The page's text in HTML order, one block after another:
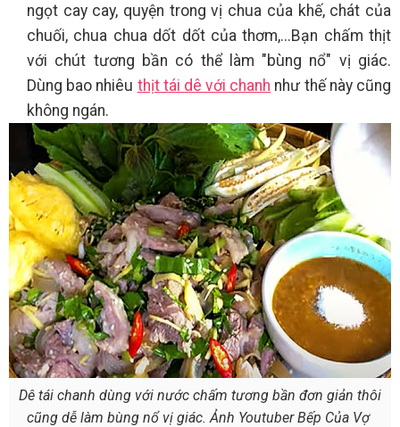
ngọt cay cay, quyện trong vị chua của khế, chát của
chuối, chua chua dốt dốt của thơm,...Bạn chấm thịt
với chút tương bần có thể làm "bùng nổ" vị giác.
Dùng bao nhiêu thịt tái dê với chanh như thế này cũng
không ngán.
Dê tái chanh dùng với nước chấm tương bần đơn giản thôi
cũng dễ làm bùng nổ vị giác. Ảnh Youtuber Bếp Của Vợ